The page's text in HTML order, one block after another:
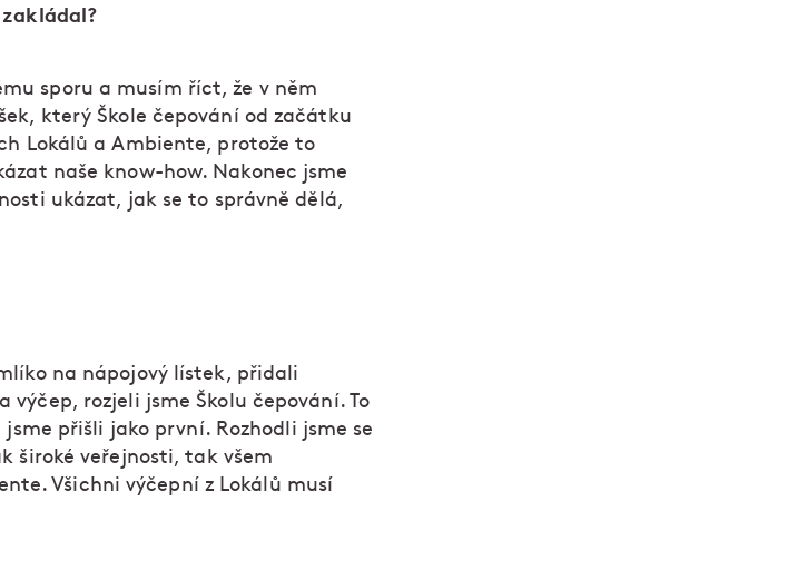
sporu a musím říct, že v něm
který Škole čepování od začátku
Lokálů a Ambiente, protože to
naše know-how. Nakonec jsme
ukázat, jak se to správně dělá,
na nápojový lístek, přidali
rozjeli jsme Školu čepování. To
přišli jako první. Rozhodli jsme se
široké veřejnosti, tak všem
Všichni výčepní z Lokálů musí